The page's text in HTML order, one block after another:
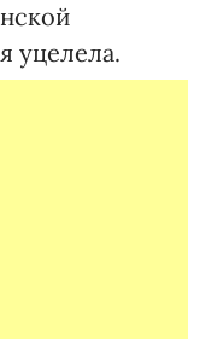
уцелела.